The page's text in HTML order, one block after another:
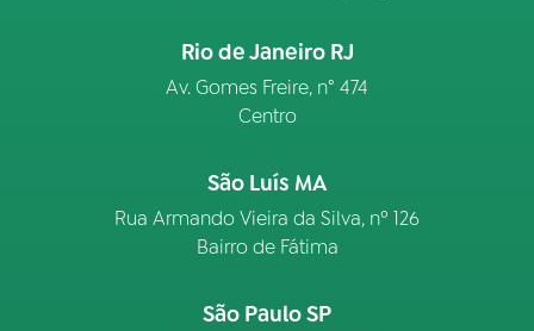
Rio de Janeiro RJ
Av. Gomes Freire, n° 474
Centro
São Luís MA
Rua Armando Vieira da Silva, nº 126
Bairro de Fátima
São Paulo SP